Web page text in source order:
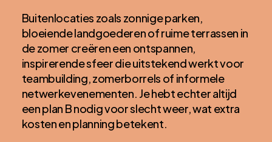
Buitenlocaties zoals zonnige parken,
bloeiende landgoederen of ruime terrassen in
de zomer creëren een ontspannen,
inspirerende sfeer die uitstekend werkt voor
teambuilding, zomerborrels of informele
netwerkevenementen. Je hebt echter altijd
een plan B nodig voor slecht weer, wat extra
kosten en planning betekent.